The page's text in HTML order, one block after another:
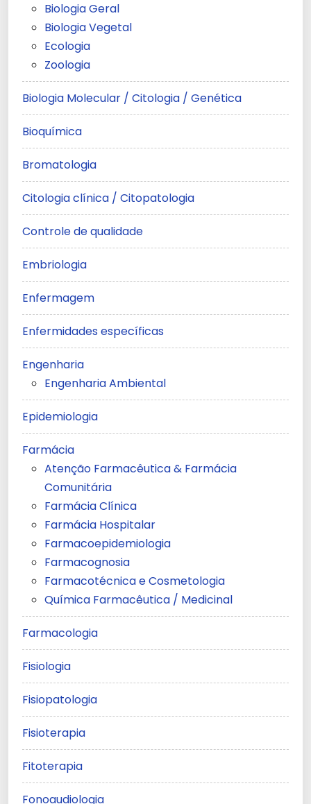
Biologia Geral
Biologia Vegetal
Ecologia
Zoologia
Biologia Molecular / Citologia / Genética
Bioquímica
Bromatologia
Citologia clínica / Citopatologia
Controle de qualidade
Embriologia
Enfermagem
Enfermidades específicas
Engenharia
Engenharia Ambiental
Epidemiologia
Farmácia
Atenção Farmacêutica & Farmácia
Comunitária
Farmácia Clínica
Farmácia Hospitalar
Farmacoepidemiologia
Farmacognosia
Farmacotécnica e Cosmetologia
Química Farmacêutica / Medicinal
Farmacologia
Fisiologia
Fisiopatologia
Fisioterapia
Fitoterapia
Fonoaudiologia